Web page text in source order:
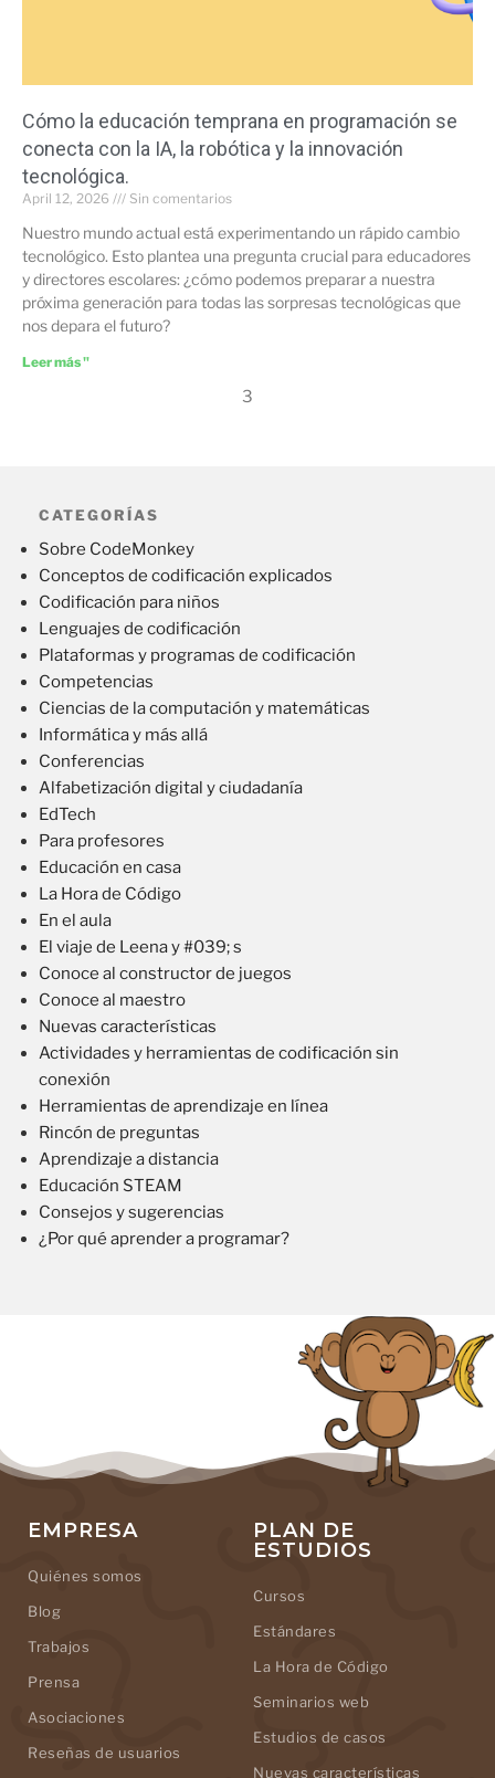
Cómo la educación temprana en programación se
conecta con la IA, la robótica y la innovación
tecnológica.
April 12, 2026 Sin comentarios
Nuestro mundo actual está experimentando un rápido cambio
tecnológico. Esto plantea una pregunta crucial para educadores
y directores escolares: ¿cómo podemos preparar a nuestra
próxima generación para todas las sorpresas tecnológicas que
nos depara el futuro?
Leer más "
3
CATEGORÍAS
Sobre CodeMonkey
Conceptos de codificación explicados
Codificación para niños
Lenguajes de codificación
Plataformas y programas de codificación
Competencias
Ciencias de la computación y matemáticas
Informática y más allá
Conferencias
Alfabetización digital y ciudadanía
EdTech
Para profesores
Educación en casa
La Hora de Código
En el aula
El viaje de Leena y #039; s
Conoce al constructor de juegos
Conoce al maestro
Nuevas características
Actividades y herramientas de codificación sin
conexión
Herramientas de aprendizaje en línea
Rincón de preguntas
Aprendizaje a distancia
Educación STEAM
Consejos y sugerencias
¿Por qué aprender a programar?
EMPRESA
Quiénes somos
Blog
Trabajos
Prensa
Asociaciones
Reseñas de usuarios
PLAN DE
ESTUDIOS
Cursos
Estándares
La Hora de Código
Seminarios web
Estudios de casos
Nuevas características